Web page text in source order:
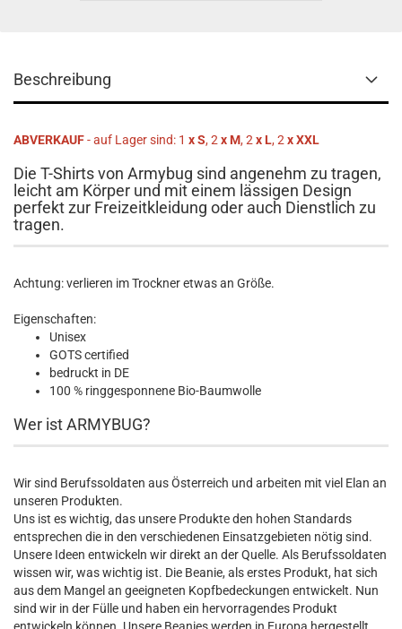
Beschreibung
ABVERKAUF- auf Lager sind: 1 x S, 2 x M, 2 x L,2 x XXL
Die T-Shirts von Armybug sind angenehm zu tragen,
leicht am Körper und mit einem lässigen Design
perfekt zur Freizeitkleidung oder auch Dienstlich zu
tragen.
Achtung: verlieren im Trockner etwas an Größe.
Eigenschaften:
Unisex
GOTS certified
bedruckt in DE
100 % ringgesponnene Bio-Baumwolle
Wer ist ARMYBUG?
Wir sind Berufssoldaten aus Österreich und arbeiten mit viel Elan an
unseren Produkten.
Uns ist es wichtig, das unsere Produkte den hohen Standards
entsprechen die in den verschiedenen Einsatzgebieten nötig sind.
Unsere Ideen entwickeln wir direkt an der Quelle. Als Berufssoldaten
wissen wir, was wichtig ist. Die Beanie, als erstes Produkt, hat sich
aus dem Mangel an geeigneten Kopfbedeckungen entwickelt. Nun
sind wir in der Fülle und haben ein hervorragendes Produkt